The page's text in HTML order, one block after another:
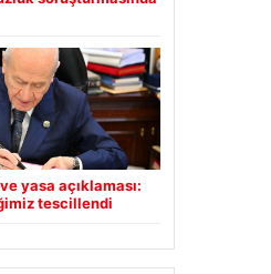
yasa açıklaması:
tescillendi